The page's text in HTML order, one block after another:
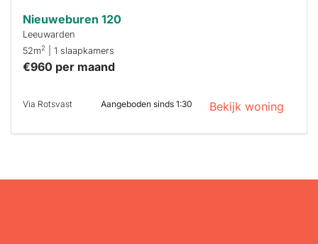
Nieuweburen 120
Leeuwarden
52m2 | 1 slaapkamers
€960 per maand
Via Rotsvast Aangeboden sinds 1:30 Bekijk woning